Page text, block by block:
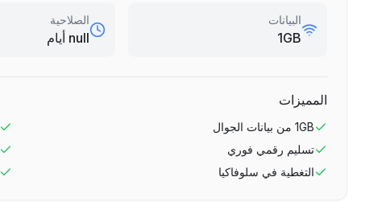
البيانات
1GB
الصلاحية
null أيام
المميزات
1GB من بيانات الجوال
تسليم رقمي فوري
التغطية في سلوفاكيا